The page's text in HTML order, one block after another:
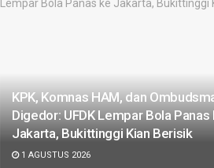
KPK, Komnas HAM, dan
Digedor: UFDK Lempar Bola Panas
Jakarta, Bukittinggi Kian Berisik
1 AGUSTUS 2026